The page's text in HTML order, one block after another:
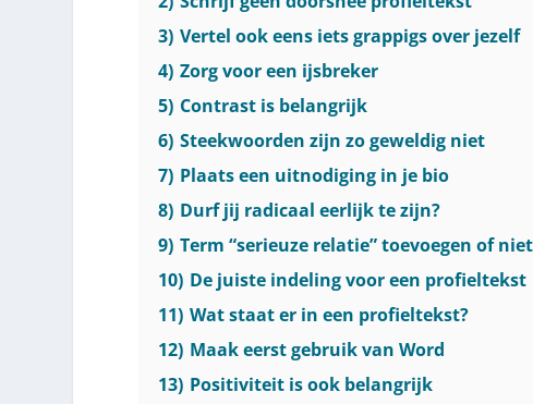
3) Vertel ook eens iets grappigs over jezelf
4) Zorg voor een ijsbreker
5) Contrast is belangrijk
6) Steekwoorden zijn zo geweldig niet
7) Plaats een uitnodiging in je bio
8) Durf jij radicaal eerlijk te zijn?
9) Term “serieuze relatie” toevoegen of
10) De juiste indeling voor een profieltekst
11) Wat staat er in een profieltekst?
12) Maak eerst gebruik van Word
13) Positiviteit is ook belangrijk